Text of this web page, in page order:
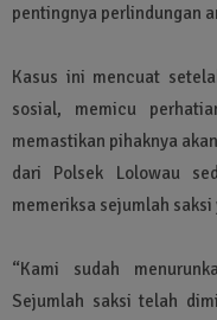
pentingnya perlindungan
Kasus ini mencuat
sosial, memicu
memastikan pihaknya
dari Polsek Lolowau
memeriksa sejumlah
“Kami sudah
Sejumlah saksi telah